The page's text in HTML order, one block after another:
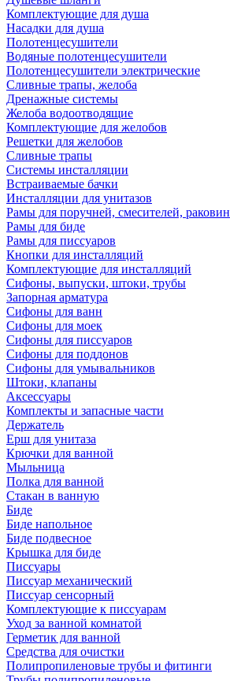
Комплектующие для душа
Насадки для душа
Полотенцесушители
Водяные полотенцесушители
Полотенцесушители электрические
Сливные трапы, желоба
Дренажные системы
Желоба водоотводящие
Комплектующие для желобов
Решетки для желобов
Сливные трапы
Системы инсталляции
Встраиваемые бачки
Инсталляции для унитазов
Рамы для поручней, смесителей, раковин
Рамы для биде
Рамы для писсуаров
Кнопки для инсталляций
Комплектующие для инсталляций
Сифоны, выпуски, штоки, трубы
Запорная арматура
Сифоны для ванн
Сифоны для моек
Сифоны для писсуаров
Сифоны для поддонов
Сифоны для умывальников
Штоки, клапаны
Аксессуары
Комплекты и запасные части
Держатель
Ерш для унитаза
Крючки для ванной
Мыльница
Полка для ванной
Стакан в ванную
Биде
Биде напольное
Биде подвесное
Крышка для биде
Писсуары
Писсуар механический
Писсуар сенсорный
Комплектующие к писсуарам
Уход за ванной комнатой
Герметик для ванной
Средства для очистки
Полипропиленовые трубы и фитинги